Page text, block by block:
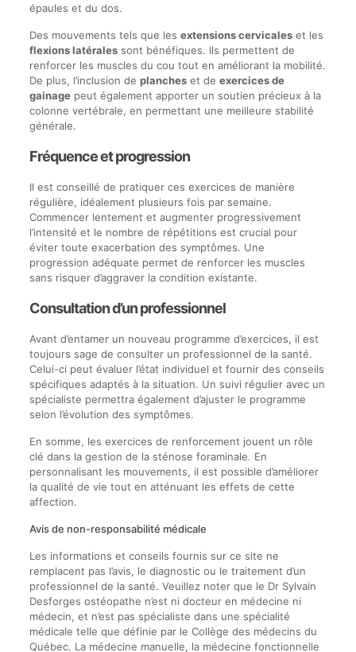
épaules et du dos.
Des mouvements tels que les extensions cervicaleset les
flexions latéralessont bénéfiques. Ils permettent de
renforcer les muscles du cou tout en améliorant la mobilité.
De plus, l’inclusion de plancheset de exercices de
gainagepeut également apporter un soutien précieux à la
colonne vertébrale, en permettant une meilleure stabilité
générale.
Fréquence et progression
Il est conseillé de pratiquer ces exercices de manière
régulière, idéalement plusieurs fois par semaine.
Commencer lentement et augmenter progressivement
l’intensité et le nombre de répétitions est crucial pour
éviter toute exacerbation des symptômes. Une
progression adéquate permet de renforcer les muscles
sans risquer d’aggraver la condition existante.
Consultation d’un professionnel
Avant d’entamer un nouveau programme d’exercices, il est
toujours sage de consulter un professionnel de la santé.
Celui-ci peut évaluer l’état individuel et fournir des conseils
spécifiques adaptés à la situation. Un suivi régulier avec un
spécialiste permettra également d’ajuster le programme
selon l’évolution des symptômes.
En somme, les exercices de renforcement jouent un rôle
clé dans la gestion de la sténose foraminale. En
personnalisant les mouvements, il est possible d’améliorer
la qualité de vie tout en atténuant les effets de cette
affection.
Avis de non-responsabilité médicale
Les informations et conseils fournis sur ce site ne
remplacent pas l’avis, le diagnostic ou le traitement d’un
professionnel de la santé. Veuillez noter que le Dr Sylvain
Desforges ostéopathe n’est ni docteur en médecine ni
médecin, et n’est pas spécialiste dans une spécialité
médicale telle que définie par le Collège des médecins du
Québec. La médecine manuelle, la médecine fonctionnelle